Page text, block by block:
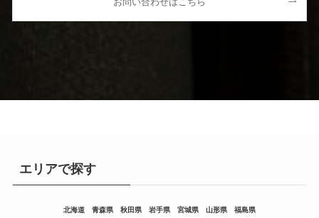
エリアで探す
北海道 青森県 秋田県 岩手県 宮城県 山形県 福島県